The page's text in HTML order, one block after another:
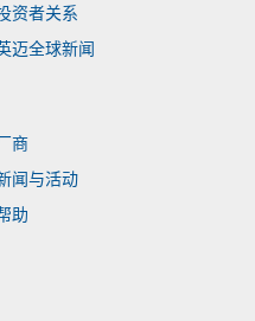
资者关系
迈全球新闻
商
闻与活动
助